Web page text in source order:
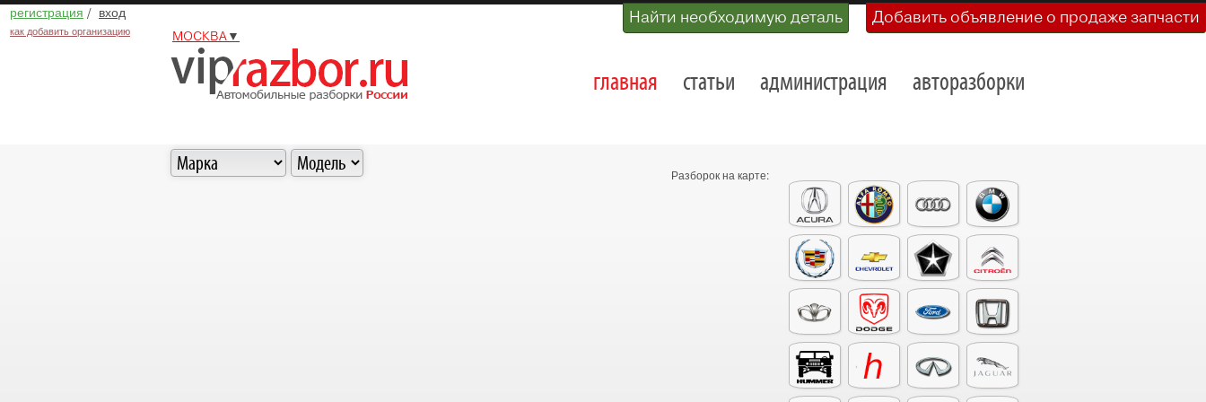
регистрация / вход
как добавить организацию
Найти необходимую деталь Добавить объявление о продаже запчасти
МОСКВА▼
главная статьи администрация авторазборки
Разборок на карте: